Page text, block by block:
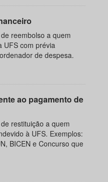
reembolso a quem
UFS com prévia
de despesa.
ao pagamento de
restituição a quem
à UFS. Exemplos:
BICEN e Concurso que